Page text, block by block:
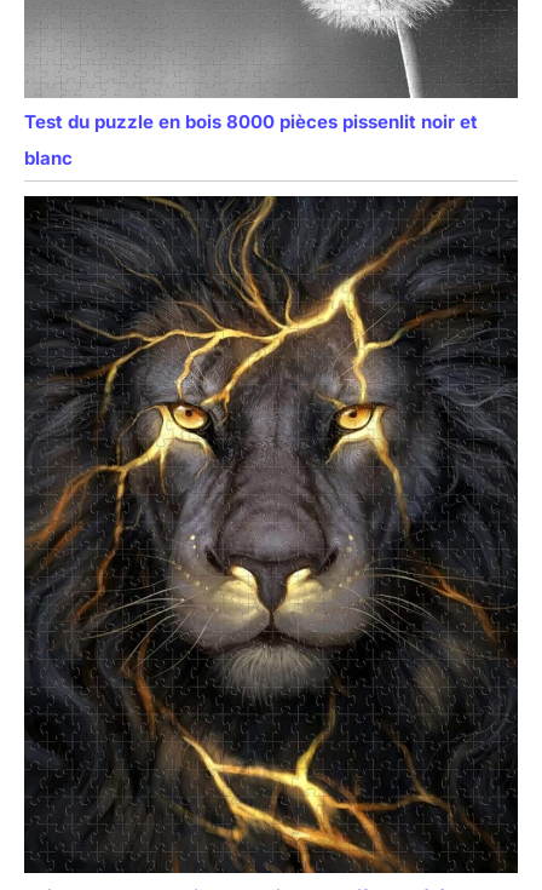
Test du puzzle en bois 8000 pièces pissenlit noir et
blanc